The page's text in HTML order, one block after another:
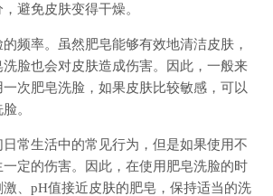
避免皮肤变得干燥。
频率。虽然肥皂能够有效地清洁皮肤，
脸也会对皮肤造成伤害。因此，一般来
次肥皂洗脸，如果皮肤比较敏感，可以
。
常生活中的常见行为，但是如果使用不
定的伤害。因此，在使用肥皂洗脸的时
、pH值接近皮肤的肥皂，保持适当的洗